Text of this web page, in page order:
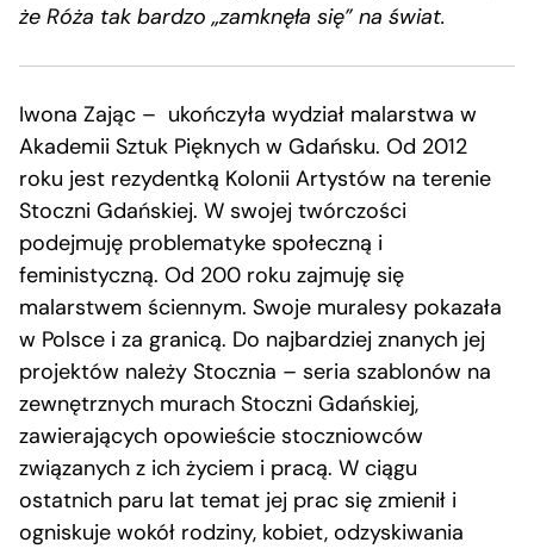
że Róża tak bardzo „zamknęła się” na świat.
Iwona Zając – ukończyła wydział malarstwa w
Akademii Sztuk Pięknych w Gdańsku. Od 2012
roku jest rezydentką Kolonii Artystów na terenie
Stoczni Gdańskiej. W swojej twórczości
podejmuję problematyke społeczną i
feministyczną. Od 200 roku zajmuję się
malarstwem ściennym. Swoje muralesy pokazała
w Polsce i za granicą. Do najbardziej znanych jej
projektów należy Stocznia – seria szablonów na
zewnętrznych murach Stoczni Gdańskiej,
zawierających opowieście stoczniowców
związanych z ich życiem i pracą. W ciągu
ostatnich paru lat temat jej prac się zmienił i
ogniskuje wokół rodziny, kobiet, odzyskiwania